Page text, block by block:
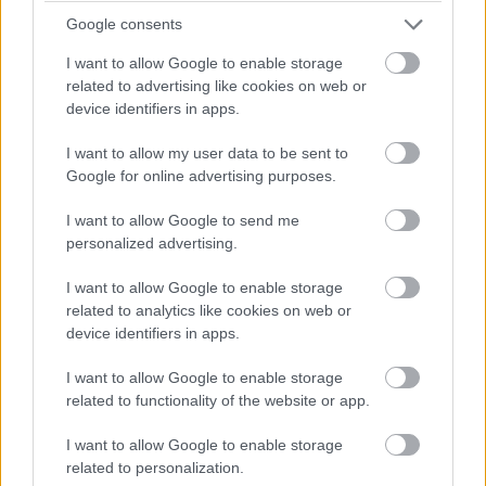
Google consents
I want to allow Google to enable storage
related to advertising like cookies on web or
device identifiers in apps.
I want to allow my user data to be sent to
Google for online advertising purposes.
I want to allow Google to send me
personalized advertising.
I want to allow Google to enable storage
related to analytics like cookies on web or
device identifiers in apps.
I want to allow Google to enable storage
related to functionality of the website or app.
I want to allow Google to enable storage
related to personalization.
Linda hátratántorodott. „Mason… ki ez?”
A nő Masonra nézett. „Azt mondtad, tudja,” suttogta.
Minden kiélesedett bennem. „Mit tud?”
Mason hangja megrepedt. „Nem az, aminek gondolod.”
A világ legüresebb mondata.
A nő nagyot nyelt. „Harper vagyok,” mondta halkan. „Mason
barátnője.”
Linda fuldokló hangot adott ki. „Azt mondtad, a feleséged,”
csattant Masonra. „Azt mondtad, jövőt építesz. Kihasználtál.”